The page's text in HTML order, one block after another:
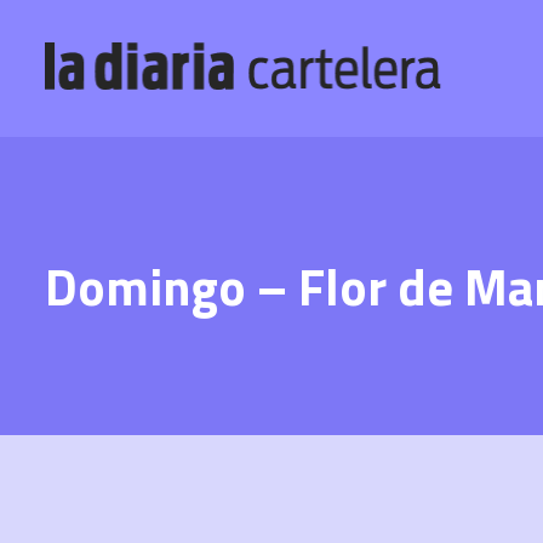
Domingo – Flor de